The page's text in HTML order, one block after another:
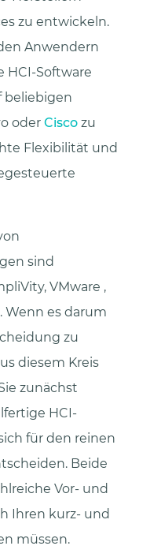
zu entwickeln.
Anwendern
HCI-Software
beliebigen
oder Cisco zu
Flexibilität und
sind
VMware ,
Wenn es darum
zu
diesem Kreis
zunächst
HCI-
für den reinen
Beide
Vor- und
Ihren kurz- und
müssen.